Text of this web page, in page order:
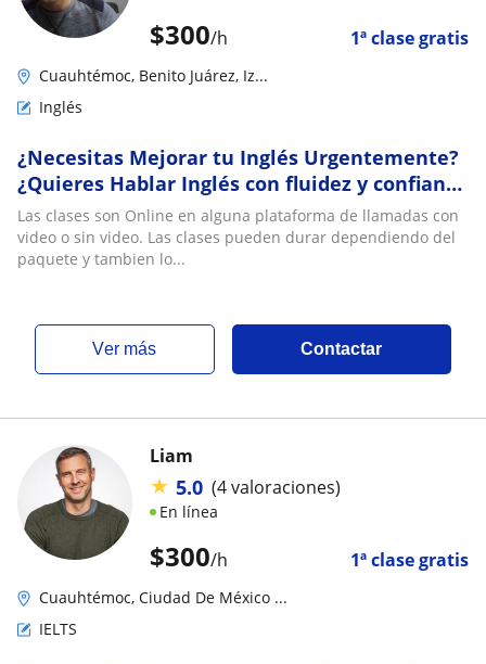
$300/h 1ª clase gratis
Cuauhtémoc, Benito Juárez, Iz...
Inglés
¿Necesitas Mejorar tu Inglés Urgentemente?
¿Quieres Hablar Inglés con fluidez y confianza
en Conversaciones Reales?
Las clases son Online en alguna plataforma de llamadas con
video o sin video. Las clases pueden durar dependiendo del
paquete y tambien lo...
ver más Contactar
$300/h 1ª clase gratis
Liam
★ 5.0 (4 valoraciones)
En línea
Cuauhtémoc, Ciudad De México ...
IELTS